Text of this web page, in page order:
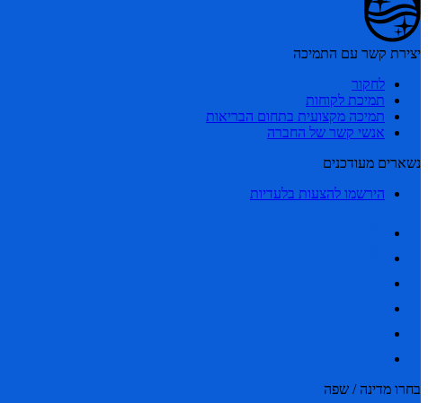
יצירת קשר עם התמיכה
לחקור
תמיכת לקוחות
תמיכה מקצועית בתחום הבריאות
אנשי קשר של החברה
נשארים מעודכנים
הירשמו להצעות בלעדיות
בחרו מדינה / שפה